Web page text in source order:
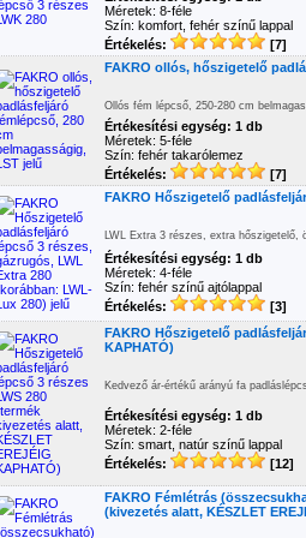
Méretek: 8-féle
Szín: komfort, fehér színű lappal
Értékelés:
[7]
FAKRO ollós, hőszigetelő
Ollós fém lépcső, 250-280 cm
Értékesítési egység: 1 db
Méretek: 5-féle
Szín: fehér takarólemez
Értékelés:
[7]
FAKRO Hőszigetelő
LWL Extra 3 részes, extra
Értékesítési egység: 1 db
Méretek: 4-féle
Szín: fehér színű ajtólappal
Értékelés:
[3]
FAKRO Hőszigetelő
KAPHATÓ)
Kedvező ár-értékű arányú fa
Értékesítési egység: 1 db
Méretek: 2-féle
Szín: smart, natúr színű lappal
Értékelés:
[12]
FAKRO Fémlétrás
(kivezetés alatt, KÉSZLET